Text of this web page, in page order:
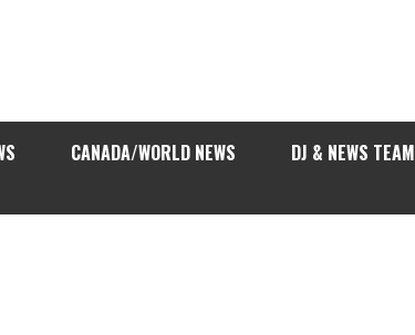
CANADA/WORLD NEWS DJ & NEWS TEAM